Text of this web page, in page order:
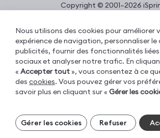
Copyright © 2001–2026
Sécurité des données
Politique de confidentialité
Conditions d’utilisation
Conditions générales
Avertissement concernant
fonctionnalités d’iSpring AI
Nous utilisons des cookies pour améliorer
expérience de navigation, personnaliser le
publicités, fournir des fonctionnalités liées
sociaux et analyser notre trafic. En
« Accepter tout », vous consentez à ce
des cookies. Vous pouvez gérer vos
savoir plus en cliquant sur « Gérer les
Gérer vos cookies
Les cookies essentiels sont toujours
Gérer les cookies Refuser